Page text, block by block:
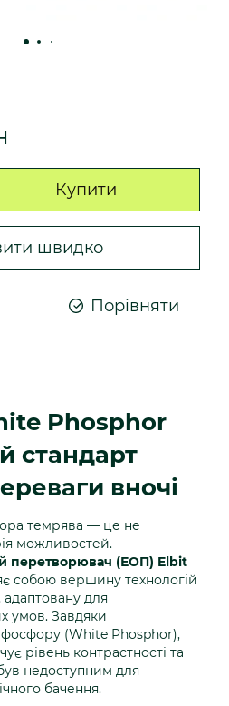
Купити
швидко
Порівняти
Phosphor
стандарт
вночі
темрява — це не
можливостей.
перетворювач (ЕОП) Elbit
собою вершину технологій
адаптовану для
умов. Завдяки
(White Phosphor),
рівень контрастності та
недоступним для
бачення.